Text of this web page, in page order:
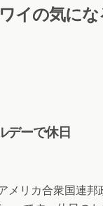
イの気に
デーで休日
メリカ合衆国連邦